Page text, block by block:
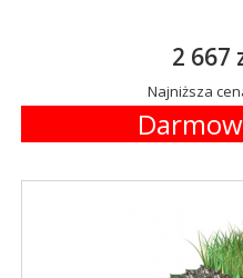
2 667
Najniższa